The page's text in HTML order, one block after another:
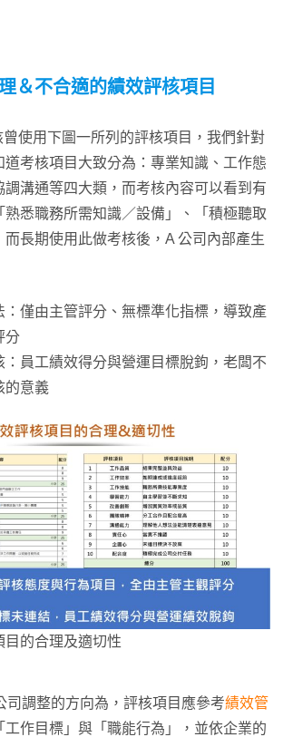
＆不合適的績效評核項目
使用下圖一所列的評核項目，我們針對
道考核項目大致分為：專業知識、工作態
調溝通等四大類，而考核內容可以看到有
熟悉職務所需知識／設備」、「積極聽取
長期使用此做考核後，A 公司內部產生
：僅由主管評分、無標準化指標，導致產
分
：員工績效得分與營運目標脫鉤，老闆不
的意義
目的合理及適切性
司調整的方向為，評核項目應參考績效管
工作目標」與「職能行為」，並依企業的